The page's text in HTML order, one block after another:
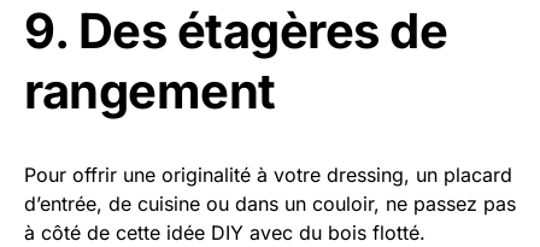
9. Des étagères de
rangement
Pour offrir une originalité à votre dressing, un placard
d’entrée, de cuisine ou dans un couloir, ne passez pas
à côté de cette idée DIY avec du bois flotté.